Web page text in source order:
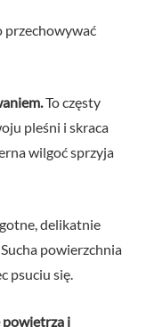
przechowywać
To częsty
pleśni i skraca
wilgoć sprzyja
delikatnie
powierzchnia
psuciu się.
i